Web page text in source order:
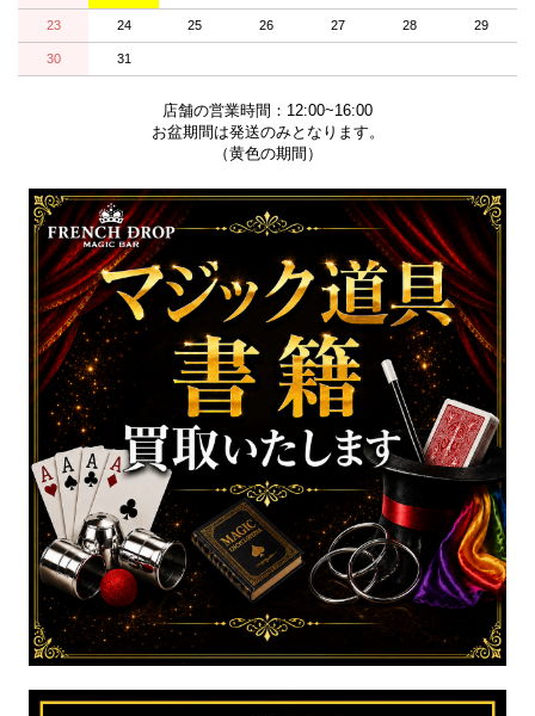
23 24 25 26 27 28 29
30 31
店舗の営業時間：12:00~16:00
お盆期間は発送のみとなります。
（黄色の期間）